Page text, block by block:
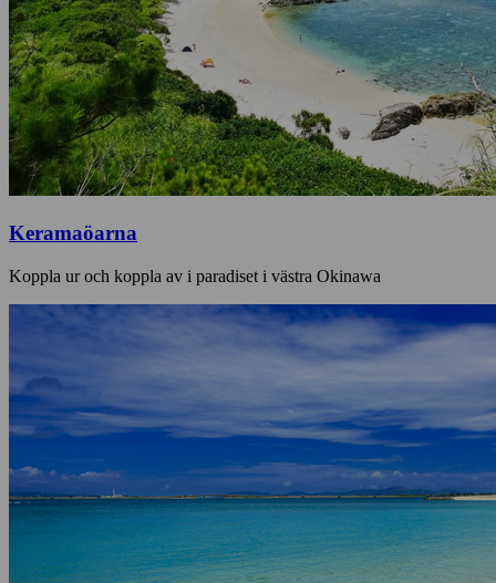
Keramaöarna
Koppla ur och koppla av i paradiset i västra Okinawa